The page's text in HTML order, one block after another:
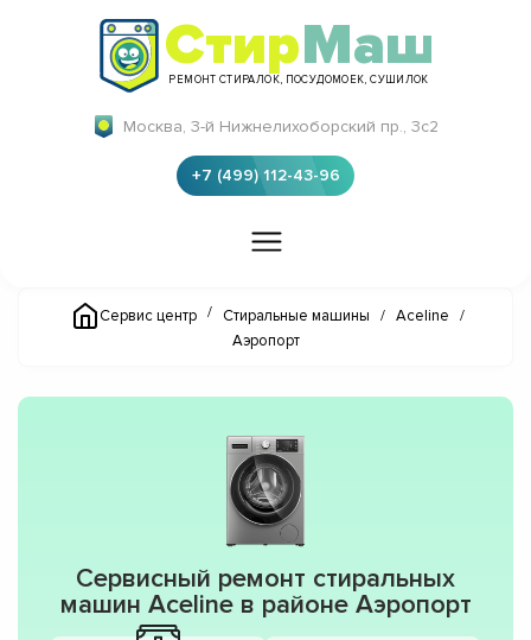
СтирМаш
РЕМОНТ СТИРАЛОК, ПОСУДОМОЕК, СУШИЛОК
Москва, 3-й Нижнелихоборский пр., 3с2
+7 (499) 112-43-96
Сервис центр / Стиральные машины / Aceline
/
Аэропорт
Сервисный ремонт стиральных
машин Aceline в районе Аэропорт